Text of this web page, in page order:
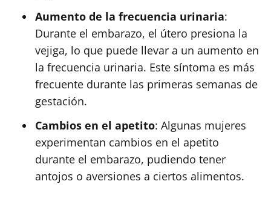
Aumento de la frecuencia urinaria:
Durante el embarazo, el útero presiona la
vejiga, lo que puede llevar a un aumento en
la frecuencia urinaria. Este síntoma es más
frecuente durante las primeras semanas de
gestación.
Cambios en el apetito: Algunas mujeres
experimentan cambios en el apetito
durante el embarazo, pudiendo tener
antojos o aversiones a ciertos alimentos.